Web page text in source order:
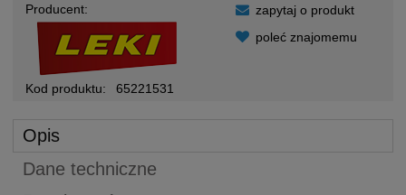
Producent:
Kod produktu: 65221531
zapytaj o produkt
poleć znajomemu
Opis
Dane techniczne